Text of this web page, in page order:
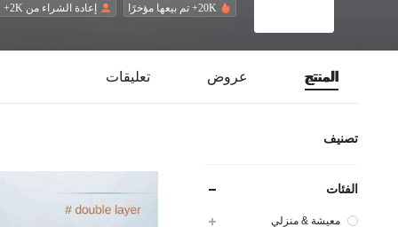
20K+ تم بيعها مؤخرًا إعادة الشراء من 2K+
المنتج عروض تعليقات
تصنيف
الفئات
معيشة & منزلي